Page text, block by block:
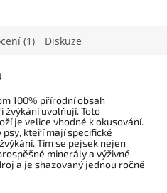
(1) Diskuze
100% přírodní obsah
žvýkání uvolňují. Toto
je velice vhodné k okusování.
kteří mají specifické
Tím se pejsek nejen
minerály a výživné
a je shazovaný jednou ročně